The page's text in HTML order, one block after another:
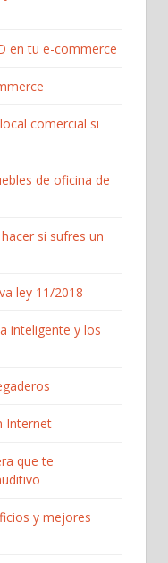
en tu e-commerce
comercial si
de oficina de
si sufres un
ley 11/2018
inteligente y los
Internet
que te
y mejores